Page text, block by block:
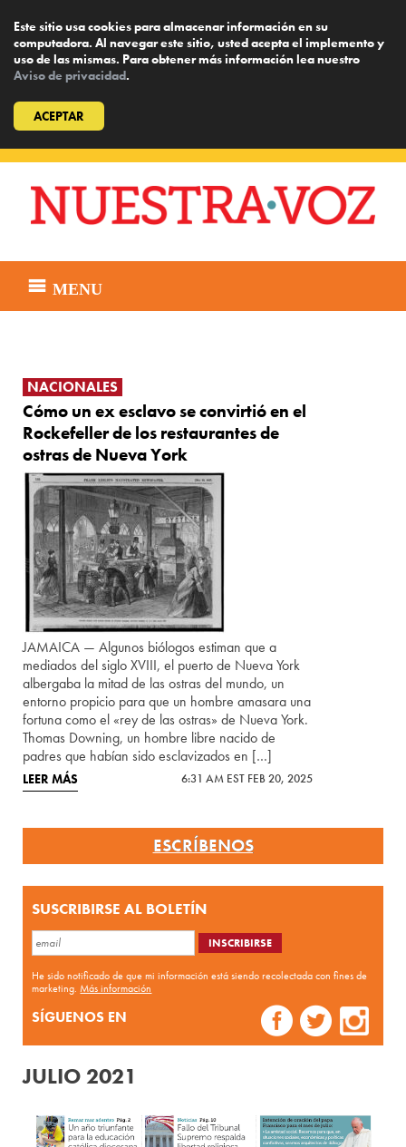
Este sitio usa cookies para almacenar información en su
computadora. Al navegar este sitio, usted acepta el implemento y
uso de las mismas. Para obtener más información lea nuestro
Aviso de privacidad.
ACEPTAR
content
MENU
NACIONALES
Cómo un ex esclavo se convirtió en el
Rockefeller de los restaurantes de
ostras de Nueva York
JAMAICA — Algunos biólogos estiman que a
mediados del siglo XVIII, el puerto de Nueva York
albergaba la mitad de las ostras del mundo, un
entorno propicio para que un hombre amasara una
fortuna como el «rey de las ostras» de Nueva York.
Thomas Downing, un hombre libre nacido de
padres que habían sido esclavizados en […]
LEER MÁS 6:31 AM EST FEB 20, 2025
ESCRÍBENOS
SUSCRIBIRSE AL BOLETÍN
He sido notificado de que mi información está siendo recolectada con fines de
marketing.Más información
SÍGUENOS EN
JULIO 2021